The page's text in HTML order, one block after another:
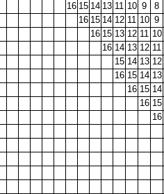
16 15 14 13 11 10 9 8
16 15 14 12 11 10 9
16 15 13 12 11 10
16 14 13 12 11
15 14 13 12
16 15 14 13
16 15 14
16 15
16